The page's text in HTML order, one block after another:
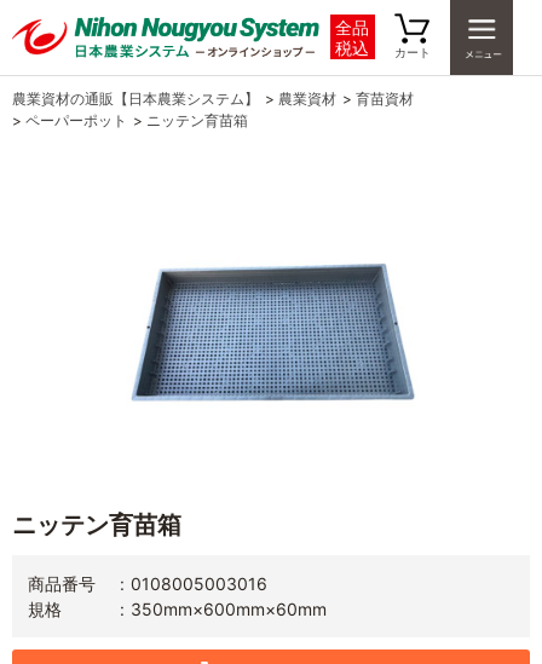
全品
税込
カート
農業資材の通販【日本農業システム】 > 農業資材 > 育苗資材
> ペーパーポット > ニッテン育苗箱
ニッテン育苗箱
商品番号
0108005003016
規格
350mm×600mm×60mm